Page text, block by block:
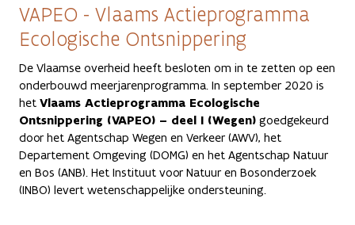
VAPEO - Vlaams Actieprogramma
Ecologische Ontsnippering
De Vlaamse overheid heeft besloten om in te zetten op een
onderbouwd meerjarenprogramma. In september 2020 is
het Vlaams Actieprogramma Ecologische
Ontsnippering (VAPEO) – deel I (Wegen) goedgekeurd
door het Agentschap Wegen en Verkeer (AWV), het
Departement Omgeving (DOMG) en het Agentschap Natuur
en Bos (ANB). Het Instituut voor Natuur en Bosonderzoek
(INBO) levert wetenschappelijke ondersteuning.